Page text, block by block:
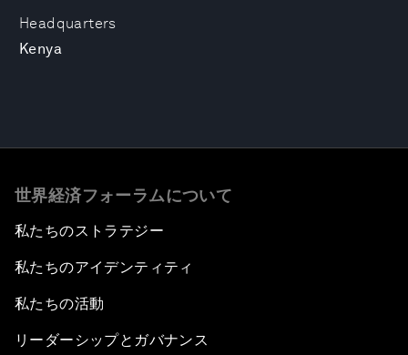
Headquarters
Kenya
世界経済フォーラムについて
私たちのストラテジー
私たちのアイデンティティ
私たちの活動
リーダーシップとガバナンス